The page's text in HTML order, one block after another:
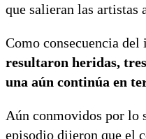
que salieran las artistas
Como consecuencia del
resultaron heridas,
una aún continúa en
Aún conmovidos por lo
episodio dijeron que el